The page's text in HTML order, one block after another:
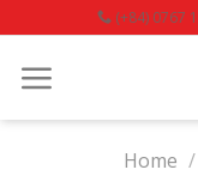
to
content
(+84) 0767
Home /